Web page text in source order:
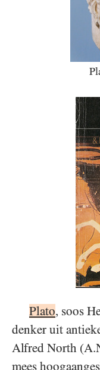
Plato, soos
denker uit
Alfred North
mees